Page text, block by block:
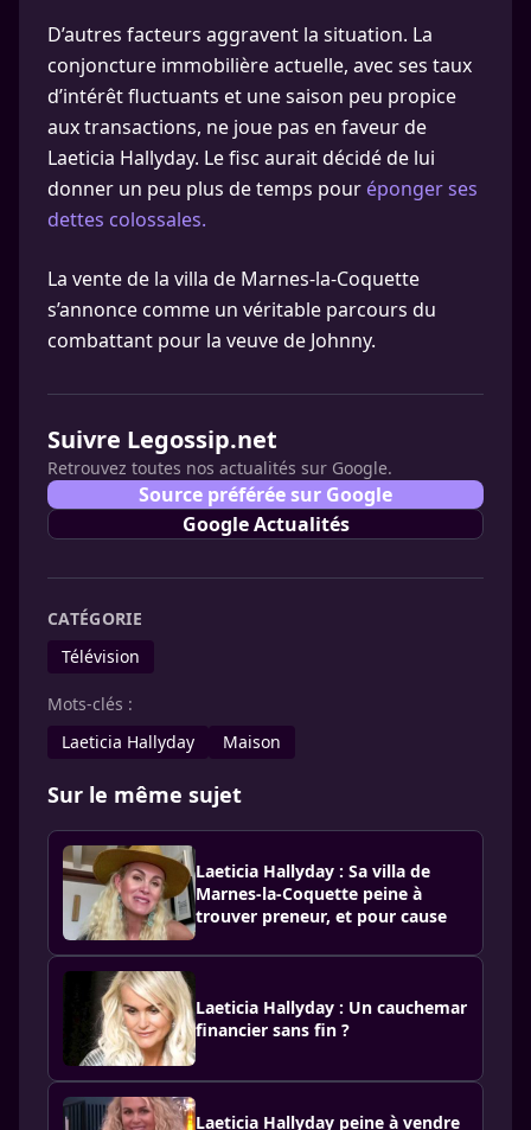
D’autres facteurs aggravent la situation. La
conjoncture immobilière actuelle, avec ses taux
d’intérêt fluctuants et une saison peu propice
aux transactions, ne joue pas en faveur de
Laeticia Hallyday. Le fisc aurait décidé de lui
donner un peu plus de temps pour éponger ses
dettes colossales.
La vente de la villa de Marnes-la-Coquette
s’annonce comme un véritable parcours du
combattant pour la veuve de Johnny.
Suivre Legossip.net
Retrouvez toutes nos actualités sur Google.
Source préférée sur Google
Google Actualités
CATÉGORIE
Télévision
Mots-clés :
Laeticia Hallyday
Maison
Sur le même sujet
Laeticia Hallyday : Sa villa de
Marnes-la-Coquette peine à
trouver preneur, et pour cause
Laeticia Hallyday : Un cauchemar
financier sans fin ?
Laeticia Hallyday peine à vendre